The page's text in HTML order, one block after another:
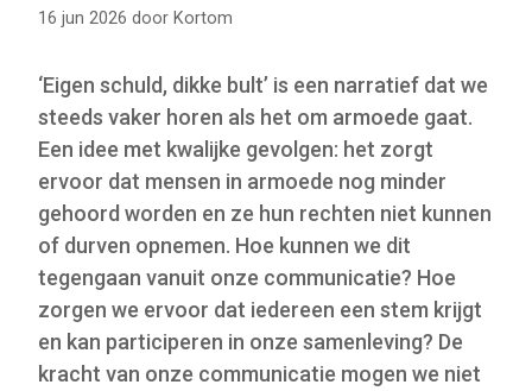
16 jun 2026 door Kortom
‘Eigen schuld, dikke bult’ is een narratief dat we
steeds vaker horen als het om armoede gaat.
Een idee met kwalijke gevolgen: het zorgt
ervoor dat mensen in armoede nog minder
gehoord worden en ze hun rechten niet kunnen
of durven opnemen. Hoe kunnen we dit
tegengaan vanuit onze communicatie? Hoe
zorgen we ervoor dat iedereen een stem krijgt
en kan participeren in onze samenleving? De
kracht van onze communicatie mogen we niet